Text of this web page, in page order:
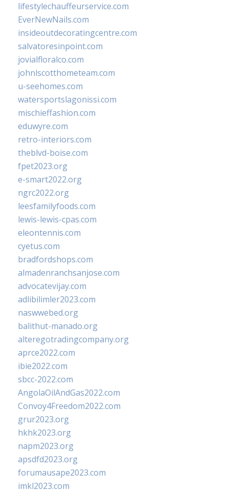
lifestylechauffeurservice.com
EverNewNails.com
insideoutdecoratingcentre.com
salvatoresinpoint.com
jovialfloralco.com
johnlscotthometeam.com
u-seehomes.com
watersportslagonissi.com
mischieffashion.com
eduwyre.com
retro-interiors.com
theblvd-boise.com
fpet2023.org
e-smart2022.org
ngrc2022.org
leesfamilyfoods.com
lewis-lewis-cpas.com
eleontennis.com
cyetus.com
bradfordshops.com
almadenranchsanjose.com
advocatevijay.com
adlibilimler2023.com
naswwebed.org
balithut-manado.org
alteregotradingcompany.org
aprce2022.com
ibie2022.com
sbcc-2022.com
AngolaOilAndGas2022.com
Convoy4Freedom2022.com
grur2023.org
hkhk2023.org
napm2023.org
apsdfd2023.org
forumausape2023.com
imkl2023.com